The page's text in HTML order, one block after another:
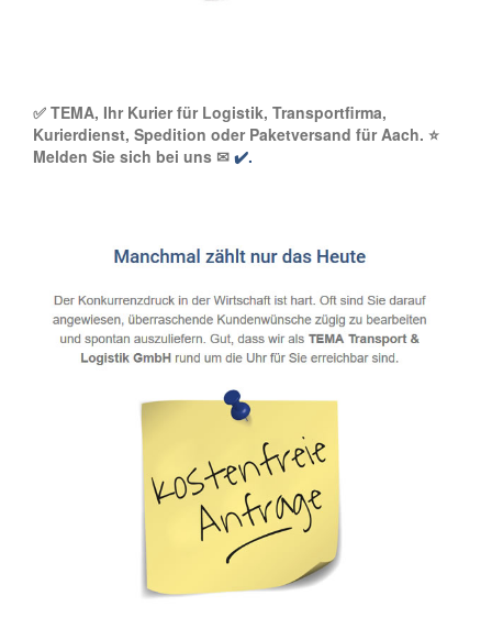
✅ TEMA, Ihr Kurier für Logistik, Transportfirma,
Kurierdienst, Spedition oder Paketversand für Aach. ⭐
Melden Sie sich bei uns ✉ ✔️.